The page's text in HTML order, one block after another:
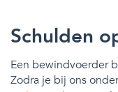
Schulden
Een bewindvoerder
Zodra je bij ons